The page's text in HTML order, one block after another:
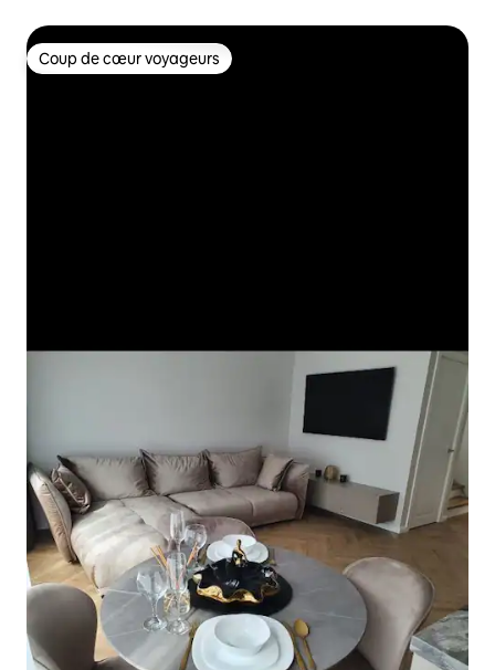
Coup de cœur voyageurs
Coup de cœur voyageurs